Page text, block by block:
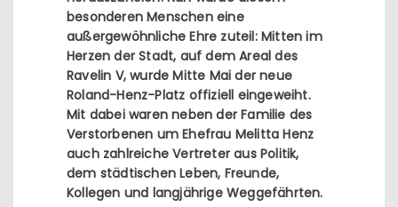
besonderen Menschen eine
außergewöhnliche Ehre zuteil: Mitten im
Herzen der Stadt, auf dem Areal des
Ravelin V, wurde Mitte Mai der neue
Roland-Henz-Platz offiziell eingeweiht.
Mit dabei waren neben der Familie des
Verstorbenen um Ehefrau Melitta Henz
auch zahlreiche Vertreter aus Politik,
dem städtischen Leben, Freunde,
Kollegen und langjährige Weggefährten.